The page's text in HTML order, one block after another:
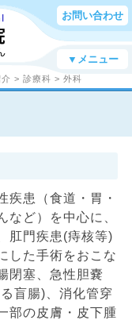
お問い合わせ
▼メニュー
> 診療科 > 外科
疾患（食道・胃・
など）を中心に、
肛門疾患(痔核等)
した手術をおこな
閉塞、急性胆嚢
盲腸)、消化管穿
部の皮膚・皮下腫